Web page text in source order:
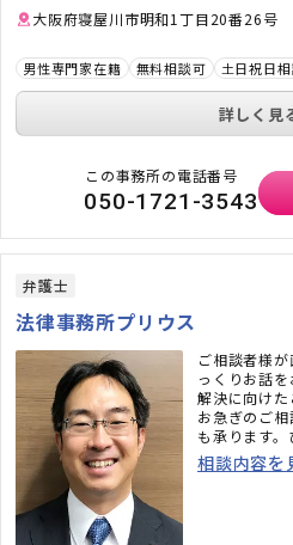
大阪府寝屋川市明和1丁目20番26号
男性専門家在籍 無料相談可 土日祝日
詳しく見
この事務所の電話番号
050-1721-3543
弁護士
法律事務所プリウス
ご相談者様
っくりお話
解決に向けた
お急ぎのご
も承ります
てしまう前に
い。
相談内容を